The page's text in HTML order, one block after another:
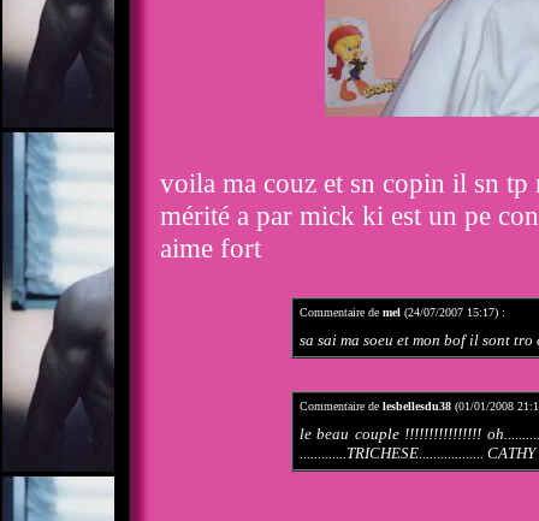
voila ma couz et sn copin il sn
mérité a par mick ki est un pe
aime fort
Commentaire de mel(24/07/2007 15:17) :
sa sai ma soeu et mon bof il sont
Commentaire de lesbellesdu38(01/01/2008
le beau couple !!!!!!!!!!!!!!!!
.............TRICHESE.................. CATHY